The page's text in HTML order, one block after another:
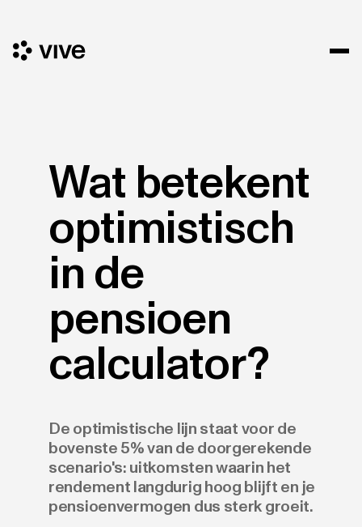
Wat betekent
optimistisch
in de
pensioen
calculator?
De optimistische lijn staat voor de
bovenste 5% van de doorgerekende
scenario's: uitkomsten waarin het
rendement langdurig hoog blijft en je
pensioenvermogen dus sterk groeit.